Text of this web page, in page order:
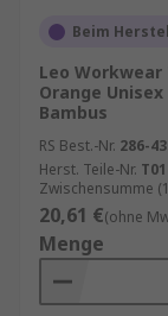
Beim
Leo Workwear
Orange
Bambus
RS Best.-Nr. 286-
Herst. Teile-Nr.
Zwischensumme
20,61 €(ohne
Menge